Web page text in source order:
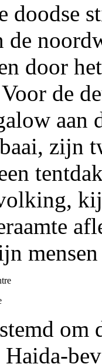
de
door
de
aan
zijn
om
Haida-